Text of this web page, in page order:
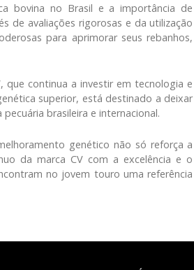
bovina no Brasil e a importância de
de avaliações rigorosas e da utilização
para aprimorar seus rebanhos,
que continua a investir em tecnologia e
superior, está destinado a deixar
brasileira e internacional.
genético não só reforça a
da marca CV com a excelência e o
no jovem touro uma referência